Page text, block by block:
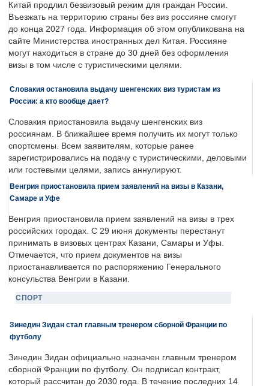
Китай продлил безвизовый режим для граждан России.
Въезжать на территорию страны без виз россияне смогут
до конца 2027 года. Информация об этом опубликована на
сайте Министерства иностранных дел Китая. Россияне
могут находиться в стране до 30 дней без оформления
визы в том числе с туристическими целями.
Словакия остановила выдачу шенгенских виз туристам из
России: а кто вообще дает?
Словакия приостановила выдачу шенгенских виз
россиянам. В ближайшее время получить их могут только
спортсмены. Всем заявителям, которые ранее
зарегистрировались на подачу с туристическими, деловыми
или гостевыми целями, запись аннулируют.
Венгрия приостановила прием заявлений на визы в Казани,
Самаре и Уфе
Венгрия приостановила прием заявлений на визы в трех
российских городах. С 29 июня документы перестанут
принимать в визовых центрах Казани, Самары и Уфы.
Отмечается, что прием документов на визы
приостанавливается по распоряжению Генерального
консульства Венгрии в Казани.
СПОРТ
Зинедин Зидан стал главным тренером сборной Франции по
футболу
Зинедин Зидан официально назначен главным тренером
сборной Франции по футболу. Он подписал контракт,
который рассчитан до 2030 года. В течение последних 14